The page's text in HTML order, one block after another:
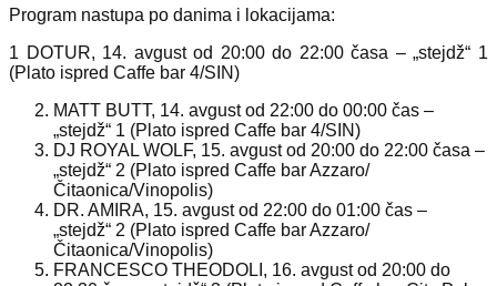
Program nastupa po danima i lokacijama:
1 DOTUR, 14. avgust od 20:00 do 22:00 časa – „stejdž“ 1
(Plato ispred Caffe bar 4/SIN)
MATT BUTT, 14. avgust od 22:00 do 00:00 čas –
„stejdž“ 1 (Plato ispred Caffe bar 4/SIN)
DJ ROYAL WOLF, 15. avgust od 20:00 do 22:00 časa –
„stejdž“ 2 (Plato ispred Caffe bar Azzaro/
Čitaonica/Vinopolis)
DR. AMIRA, 15. avgust od 22:00 do 01:00 čas –
„stejdž“ 2 (Plato ispred Caffe bar Azzaro/
Čitaonica/Vinopolis)
FRANCESCO THEODOLI, 16. avgust od 20:00 do